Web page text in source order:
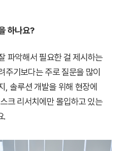
하나요?
파악해서 필요한 걸 제시하는
주기보다는 주로 질문을 많이
, 솔루션 개발을 위해 현장에
크 리서치에만 몰입하고 있는
.